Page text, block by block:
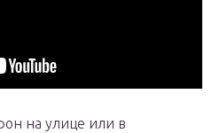
на улице или в